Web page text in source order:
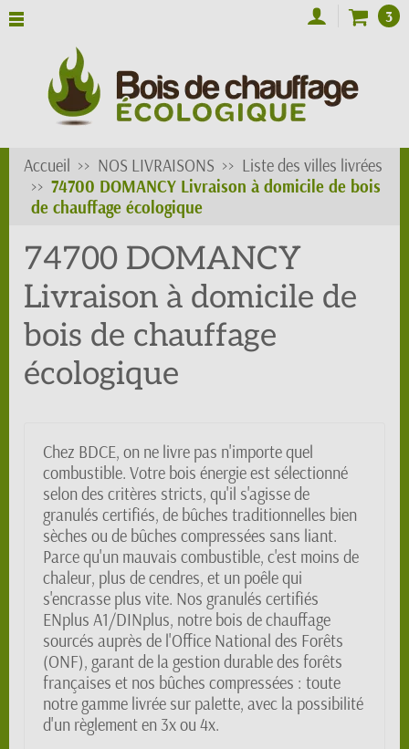
3
Accueil NOS LIVRAISONS
Liste des villes livrées
74700 DOMANCY Livraison à domicile de bois
de chauffage écologique
74700 DOMANCY
Livraison à domicile de
bois de chauffage
écologique
Chez BDCE, on ne livre pas n'importe quel
combustible. Votre bois énergie est sélectionné
selon des critères stricts, qu'il s'agisse de
granulés certifiés, de bûches traditionnelles bien
sèches ou de bûches compressées sans liant.
Parce qu'un mauvais combustible, c'est moins de
chaleur, plus de cendres, et un poêle qui
s'encrasse plus vite. Nos granulés certifiés
ENplus A1/DINplus, notre bois de chauffage
sourcés auprès de l'Office National des Forêts
(ONF), garant de la gestion durable des forêts
françaises et nos bûches compressées : toute
notre gamme livrée sur palette, avec la possibilité
d'un règlement en 3x ou 4x.